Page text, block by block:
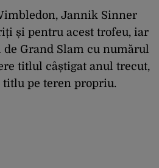
Jannik Sinner
și pentru acest trofeu, iar
Grand Slam cu numărul
titlul câștigat anul trecut,
titlu pe teren propriu.